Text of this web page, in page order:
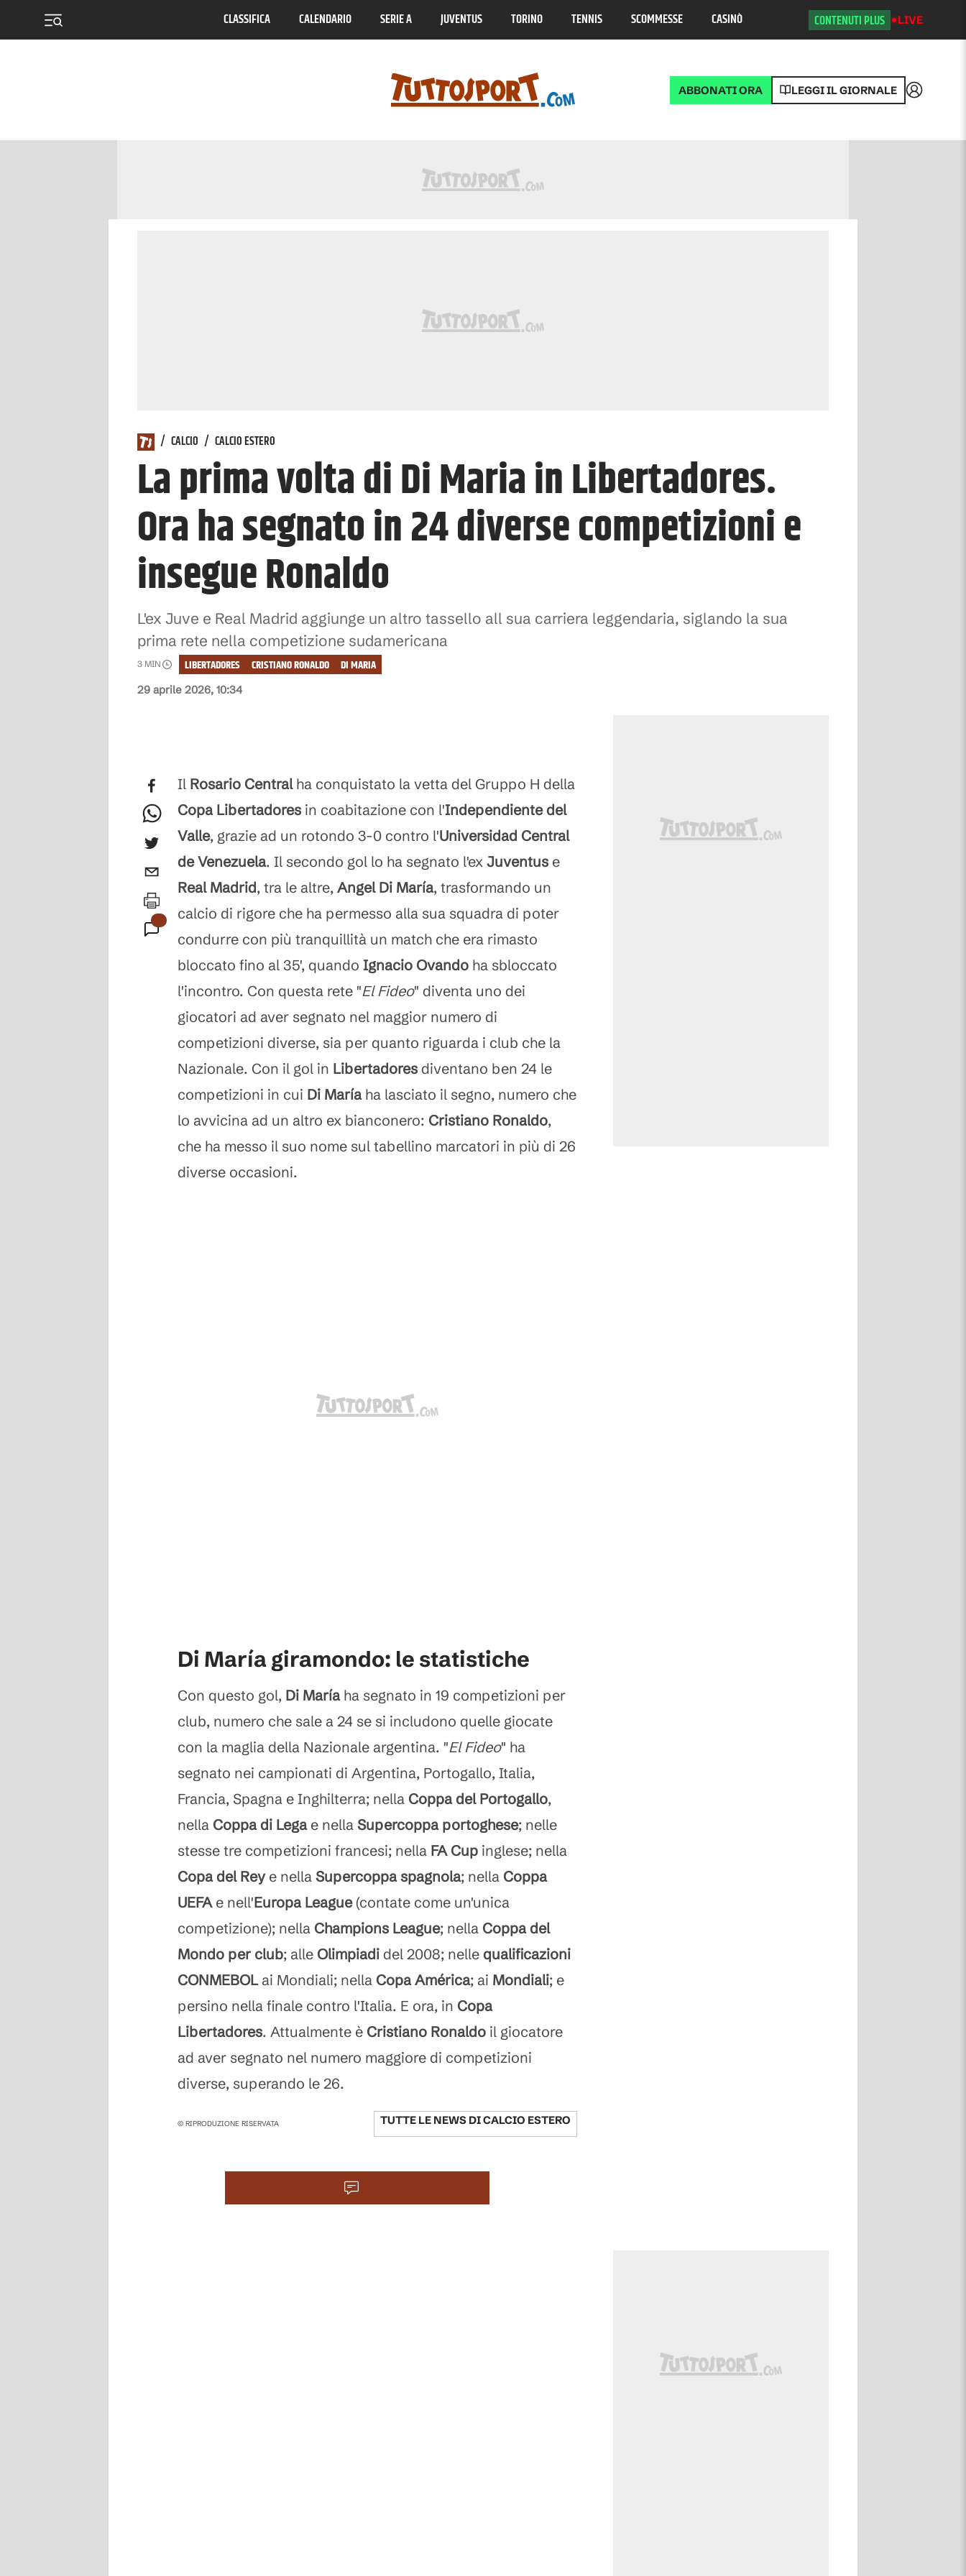
CLASSIFICA CALENDARIO SERIE A JUVENTUS TORINO TENNIS SCOMMESSE CASINÒ CONTENUTI PLUS LIVE
ABBONATI ORA LEGGI IL GIORNALE Accedi
/ CALCIO / CALCIO ESTERO
La prima volta di Di Maria in Libertadores.
Ora ha segnato in 24 diverse competizioni e
insegue Ronaldo
L'ex Juve e Real Madrid aggiunge un altro tassello all sua carriera leggendaria, siglando la sua
prima rete nella competizione sudamericana
29 aprile 2026, 10:34
3 MIN DI MARIA
CRISTIANO RONALDO
LIBERTADORES
Il Rosario Centralha conquistato la vetta del Gruppo H della
Copa Libertadores in coabitazione con l'Independiente del
Valle, grazie ad un rotondo 3-0 contro l'Universidad Central
de Venezuela. Il secondo gol lo ha segnato l'ex Juventus e
Real Madrid, tra le altre, Angel Di María, trasformando un
calcio di rigore che ha permesso alla sua squadra di poter
condurre con più tranquillità un match che era rimasto
bloccato fino al 35', quando Ignacio Ovando ha sbloccato
l'incontro. Con questa rete "El Fideo" diventa uno dei
giocatori ad aver segnato nel maggior numero di
competizioni diverse, sia per quanto riguarda i club che la
Nazionale. Con il gol in Libertadores diventano ben 24 le
competizioni in cui Di Maríaha lasciato il segno, numero che
lo avvicina ad un altro ex bianconero: Cristiano Ronaldo,
che ha messo il suo nome sul tabellino marcatori in più di 26
diverse occasioni.
Di María giramondo: le statistiche
Con questo gol, Di Maríaha segnato in 19 competizioni per
club, numero che sale a 24 se si includono quelle giocate
con la maglia della Nazionale argentina. "El Fideo" ha
segnato nei campionati di Argentina, Portogallo, Italia,
Francia, Spagna e Inghilterra; nella Coppa del Portogallo,
nella Coppa di Legae nella Supercoppa portoghese; nelle
stesse tre competizioni francesi; nella FA Cup inglese; nella
Copa del Rey e nella Supercoppa spagnola; nella Coppa
UEFA e nell'Europa League(contate come un'unica
competizione); nella Champions League; nella Coppa del
Mondo per club; alle Olimpiadi del 2008; nelle qualificazioni
CONMEBOLai Mondiali; nella Copa América; ai Mondiali; e
persino nella finale contro l'Italia. E ora, in Copa
Libertadores. Attualmente è Cristiano Ronaldo il giocatore
ad aver segnato nel numero maggiore di competizioni
diverse, superando le 26.
© RIPRODUZIONE RISERVATA TUTTE LE NEWS DICALCIO ESTERO